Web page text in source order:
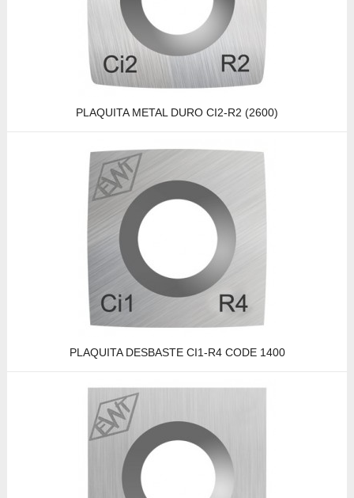
PLAQUITA METAL DURO CI2-R2 (2600)
PLAQUITA DESBASTE CI1-R4 CODE 1400